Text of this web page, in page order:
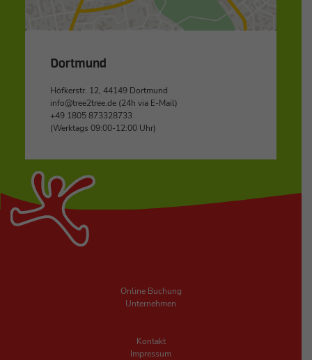
Dortmund
Höfkerstr. 12, 44149 Dortmund
info@tree2tree.de (24h via E-Mail)
+49 1805 873328733
(Werktags 09:00-12:00 Uhr)
Online Buchung
Unternehmen
Kontakt
Impressum